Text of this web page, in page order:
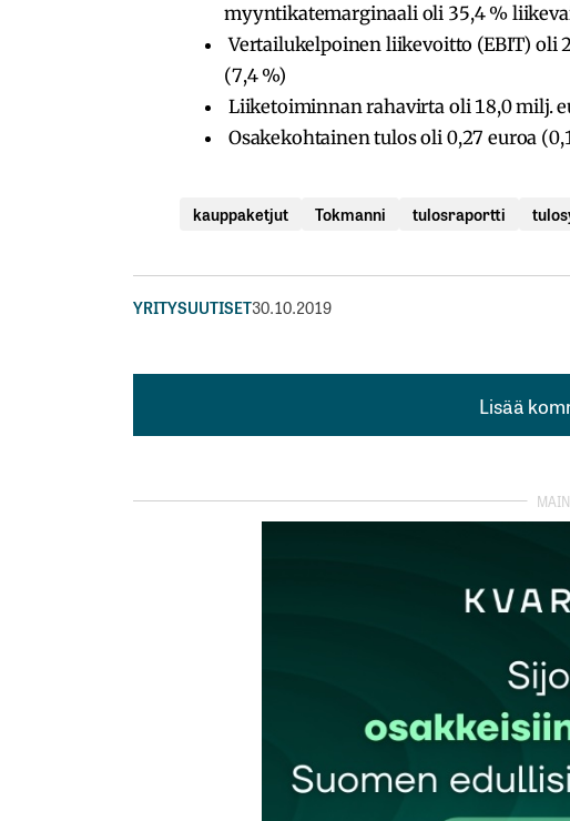
myyntikatemarginaali oli 35,4 %
Vertailukelpoinen liikevoitto (EBIT) oli
(7,4 %)
Liiketoiminnan rahavirta oli 18,0 milj.
Osakekohtainen tulos oli 0,27 euroa
kauppaketjut Tokmanni tulosraportti
YRITYSUUTISET30.10.2019
Lisää
Lisää